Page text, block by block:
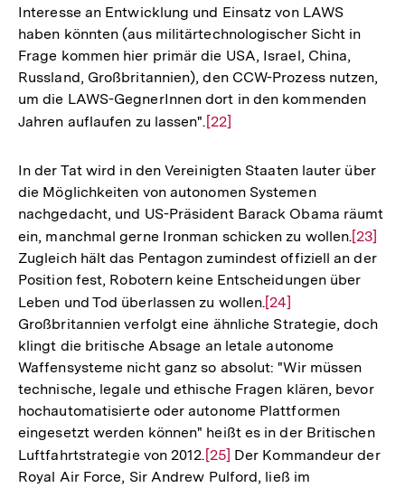
Interesse an Entwicklung und Einsatz von LAWS
haben könnten (aus militärtechnologischer Sicht in
Frage kommen hier primär die USA, Israel, China,
Russland, Großbritannien), den CCW-Prozess nutzen,
um die LAWS-GegnerInnen dort in den kommenden
Jahren auflaufen zu lassen". Zur
der
Fußnote
[22]
In der Tat wird in den Vereinigten Staaten lauter über
die Möglichkeiten von autonomen Systemen
nachgedacht, und US-Präsident Barack Obama räumt
ein, manchmal gerne Ironman schicken zu wollen.Zur
der
[23]
Zugleich hält das Pentagon zumindest offiziell an der
Position fest, Robotern keine Entscheidungen über
Leben und Tod überlassen zu wollen.Zur
Auflösung
der
Fußnote
[24]
Großbritannien verfolgt eine ähnliche Strategie, doch
klingt die britische Absage an letale autonome
Waffensysteme nicht ganz so absolut: "Wir müssen
technische, legale und ethische Fragen klären, bevor
hochautomatisierte oder autonome Plattformen
eingesetzt werden können" heißt es in der Britischen
Luftfahrtstrategie von 2012. Zur
Auflösung
[25] Der Kommandeur der
Royal Air Force, Sir Andrew Pulford, ließ im